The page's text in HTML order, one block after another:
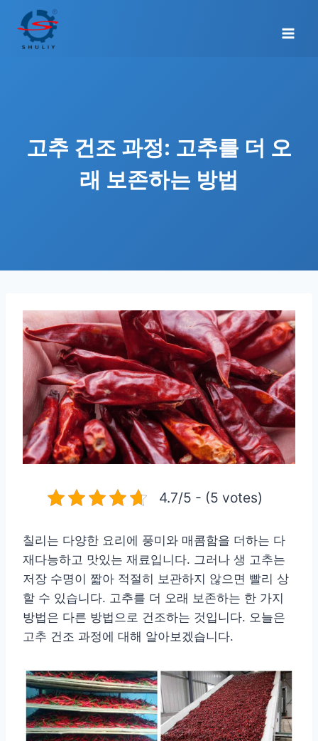
content
고추 건조 과정: 고추를 더 오
래 보존하는 방법
4.7/5 - (5 votes)
칠리는 다양한 요리에 풍미와 매콤함을 더하는 다
재다능하고 맛있는 재료입니다. 그러나 생 고추는
저장 수명이 짧아 적절히 보관하지 않으면 빨리 상
할 수 있습니다. 고추를 더 오래 보존하는 한 가지
방법은 다른 방법으로 건조하는 것입니다. 오늘은
고추 건조 과정에 대해 알아보겠습니다.